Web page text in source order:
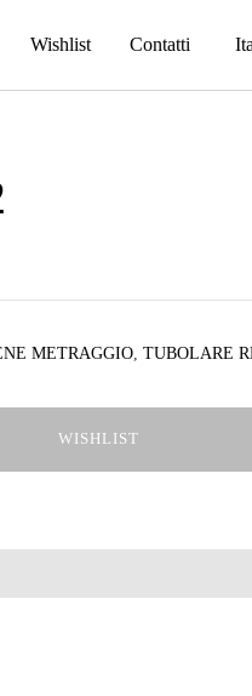
Wishlist Contatti
METRAGGIO, TUBOLARE
WISHLIST